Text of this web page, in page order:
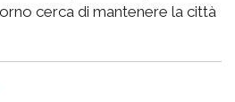
cerca di mantenere la città